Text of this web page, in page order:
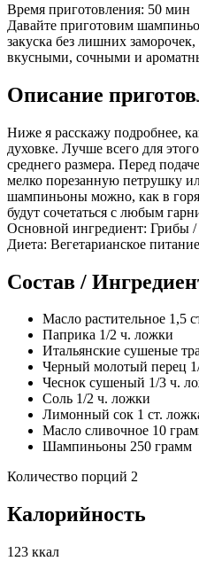
Время приготовления: 50 мин
Давайте приготовим
закуска без лишних
вкусными, сочными и
Описание
Ниже я расскажу подробнее,
духовке. Лучше всего для
среднего размера. Перед
мелко порезанную петрушку
шампиньоны можно, как в
будут сочетаться с любым
Основной ингредиент: Грибы
Диета: Вегетарианское питание
Состав /
Масло растительное 1,5
Паприка 1/2 ч. ложки
Итальянские сушеные
Черный молотый перец
Чеснок сушеный 1/3 ч.
Соль 1/2 ч. ложки
Лимонный сок 1 ст.
Масло сливочное 10
Шампиньоны 250 грамм
Количество порций 2
Калорийность
123 ккал